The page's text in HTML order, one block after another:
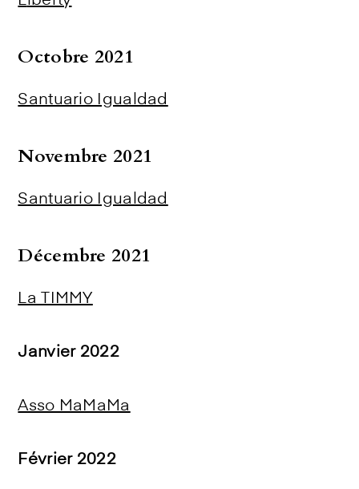
Octobre 2021
Santuario Igualdad
Novembre 2021
Santuario Igualdad
Décembre 2021
La TIMMY
Janvier 2022
Asso MaMaMa
Février 2022